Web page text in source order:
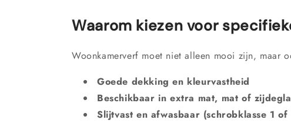
Waarom kiezen voor
Woonkamerverf moet niet alleen mooi zijn, maar
Goede dekking en kleurvastheid
Beschikbaar in extra mat, mat of
Slijtvast en afwasbaar (schrobklasse 1